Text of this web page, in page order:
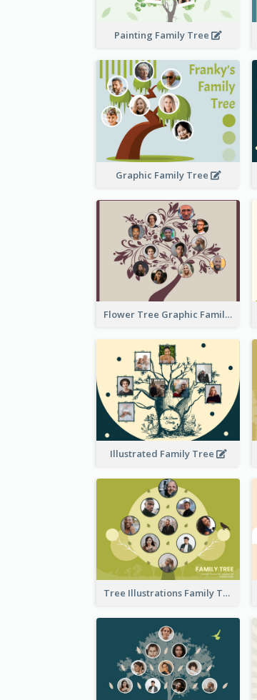
Painting Family Tree
Graphic Family Tree
Flower Tree Graphic Family Tree
Illustrated Family Tree
Tree Illustrations Family Tree